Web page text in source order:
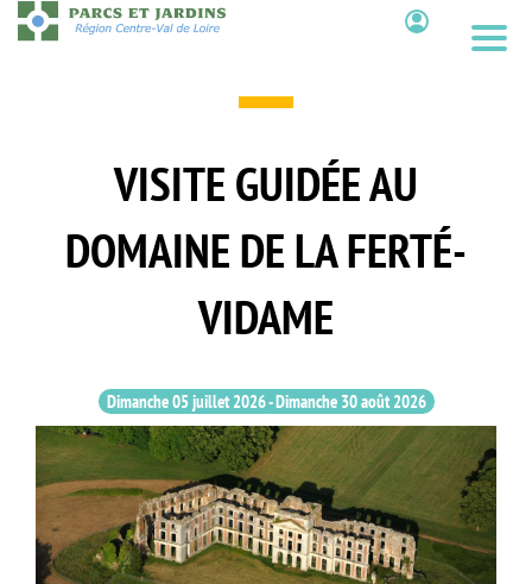
Aller
au
VISITE GUIDÉE AU
DOMAINE DE LA FERTÉ-
VIDAME
Dimanche 05 juillet 2026-Dimanche 30 août 2026